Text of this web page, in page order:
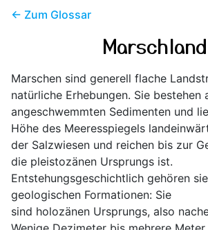
← Zum Glossar
Marschland
Marschen sind generell flache
natürliche Erhebungen. Sie bestehen
angeschwemmten Sedimenten und
Höhe des Meeresspiegels
der Salzwiesen und reichen bis zur
die pleistozänen Ursprungs ist.
Entstehungsgeschichtlich gehören
geologischen Formationen: Sie
sind holozänen Ursprungs, also